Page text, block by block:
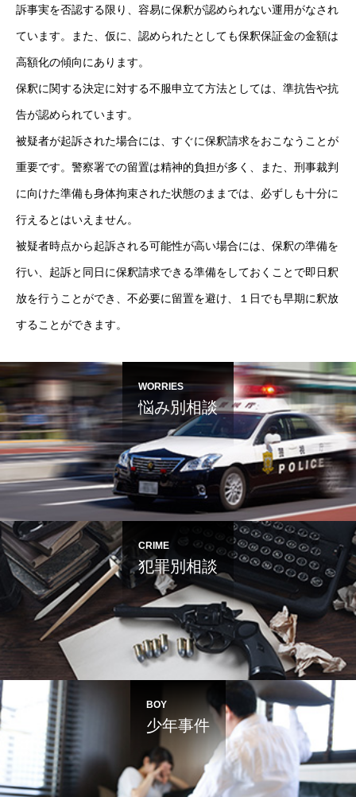
訴事実を否認する限り、容易に保釈が認められない運用がなされ
ています。また、仮に、認められたとしても保釈保証金の金額は
高額化の傾向にあります。
保釈に関する決定に対する不服申立て方法としては、準抗告や抗
告が認められています。
被疑者が起訴された場合には、すぐに保釈請求をおこなうことが
重要です。警察署での留置は精神的負担が多く、また、刑事裁判
に向けた準備も身体拘束された状態のままでは、必ずしも十分に
行えるとはいえません。
被疑者時点から起訴される可能性が高い場合には、保釈の準備を
行い、起訴と同日に保釈請求できる準備をしておくことで即日釈
放を行うことができ、不必要に留置を避け、１日でも早期に釈放
することができます。
WORRIES
悩み別相談
CRIME
犯罪別相談
BOY
少年事件